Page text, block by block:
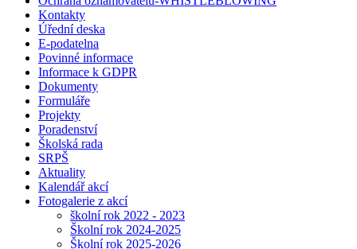
Kontakty
Úřední deska
E-podatelna
Povinné informace
Informace k GDPR
Dokumenty
Formuláře
Projekty
Poradenství
Školská rada
SRPŠ
Aktuality
Kalendář akcí
Fotogalerie z akcí
školní rok 2022 - 2023
Školní rok 2024-2025
Školní rok 2025-2026